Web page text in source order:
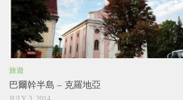
旅遊
巴爾幹半島 – 克羅地亞